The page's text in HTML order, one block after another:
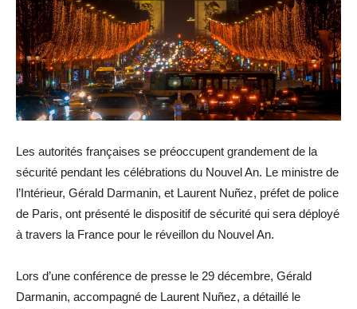
Les autorités françaises se préoccupent grandement de la
sécurité pendant les célébrations du Nouvel An. Le ministre de
l’Intérieur, Gérald Darmanin, et Laurent Nuñez, préfet de police
de Paris, ont présenté le dispositif de sécurité qui sera déployé
à travers la France pour le réveillon du Nouvel An.
Lors d’une conférence de presse le 29 décembre, Gérald
Darmanin, accompagné de Laurent Nuñez, a détaillé le